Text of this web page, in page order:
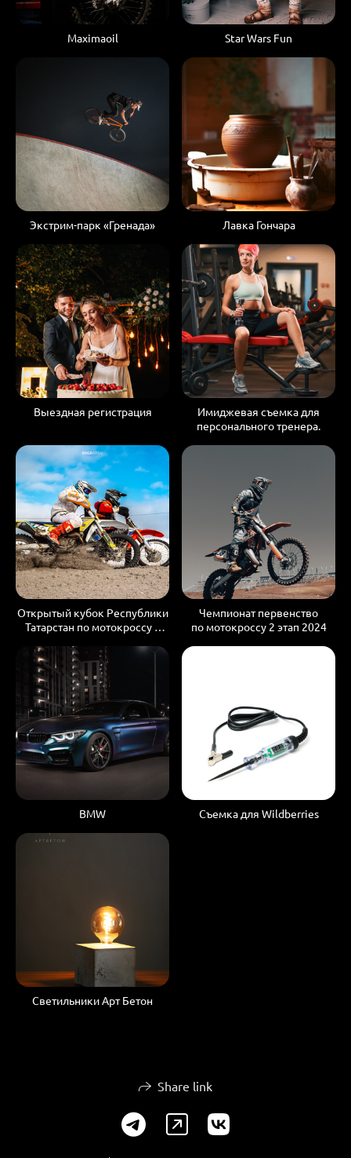
Maximaoil Star Wars Fun
Экстрим-парк «Гренада» Лавка Гончара
Выездная регистрация
Имиджевая съемка для
персонального тренера.
Открытый кубок Республики
Татарстан по мотокроссу 3
Чемпионат первенство
по мотокроссу 2 этап 2024
BMW Съемка для Wildberries
Светильники Арт Бетон
Share link